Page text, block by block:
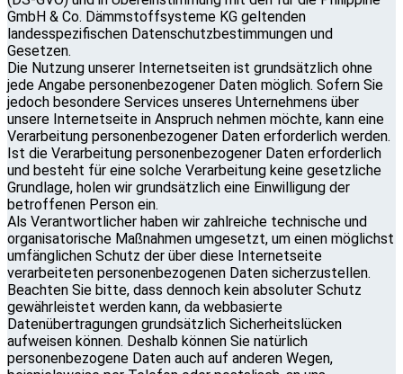
GmbH & Co. Dämmstoffsysteme KG geltenden
landesspezifischen Datenschutzbestimmungen und
Gesetzen.
Die Nutzung unserer Internetseiten ist grundsätzlich ohne
jede Angabe personenbezogener Daten möglich. Sofern Sie
jedoch besondere Services unseres Unternehmens über
unsere Internetseite in Anspruch nehmen möchte, kann eine
Verarbeitung personenbezogener Daten erforderlich werden.
Ist die Verarbeitung personenbezogener Daten erforderlich
und besteht für eine solche Verarbeitung keine gesetzliche
Grundlage, holen wir grundsätzlich eine Einwilligung der
betroffenen Person ein.
Als Verantwortlicher haben wir zahlreiche technische und
organisatorische Maßnahmen umgesetzt, um einen möglichst
umfänglichen Schutz der über diese Internetseite
verarbeiteten personenbezogenen Daten sicherzustellen.
Beachten Sie bitte, dass dennoch kein absoluter Schutz
gewährleistet werden kann, da webbasierte
Datenübertragungen grundsätzlich Sicherheitslücken
aufweisen können. Deshalb können Sie natürlich
personenbezogene Daten auch auf anderen Wegen,